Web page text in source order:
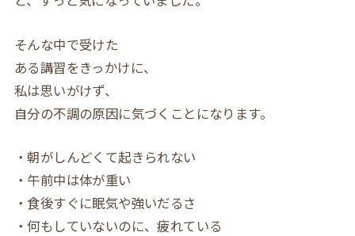
そんな中で受けた
ある講習をきっかけに、
私は思いがけず、
自分の不調の原因に気づくことになります。
・朝がしんどくて起きられない
・午前中は体が重い
・食後すぐに眠気や強いだるさ
・何もしていないのに、疲れている